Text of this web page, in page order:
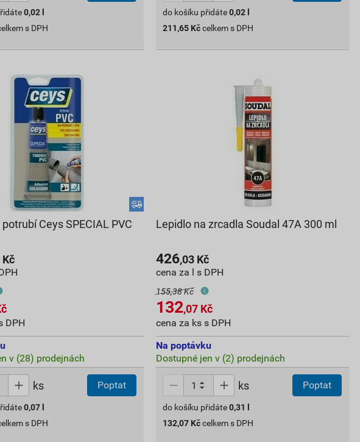
0,02
s DPH
do košíku přidáte 0,02
211,65 Kč celkem s DPH
Ceys SPECIAL PVC
Kč
DPH
v (28) prodejnách
ks Poptat
0,07
s DPH
Lepidlo na zrcadla Soudal 47A 300 ml
426,03Kč
cena za l s DPH
155,38 Kč
132,07Kč
cena za ks s DPH
Na poptávku
Dostupné jen v (2) prodejnách
ks Poptat
do košíku přidáte 0,31
132,07 Kč celkem s DPH